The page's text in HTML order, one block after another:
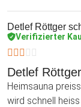
Detlef Röttger
Verifizierter
Detlef Röttger
Heimsauna
wird schnell